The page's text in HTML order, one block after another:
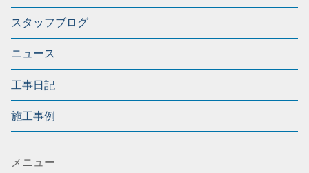
スタッフブログ
ニュース
工事日記
施工事例
メニュー